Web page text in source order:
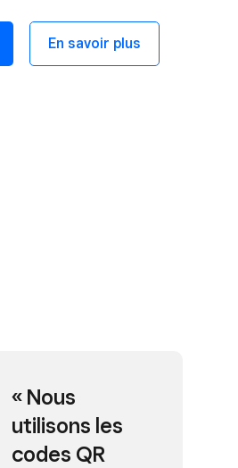
En savoir plus
« Nous
utilisons les
codes QR